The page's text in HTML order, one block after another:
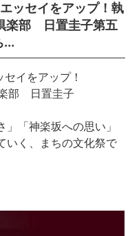
ッセイをアップ！執
楽部 日置圭子第五
...
イをアップ！
部 日置圭子
「神楽坂への思い」
いく、まちの文化祭で